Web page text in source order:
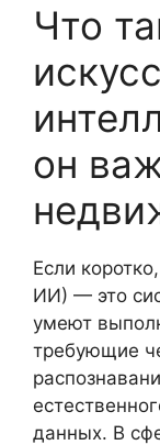
Что
он
Если
ИИ) — это
умеют
требующие
данных. В